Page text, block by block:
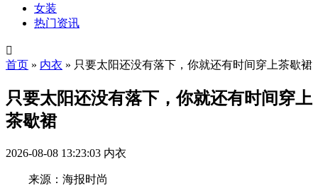
女装
热门资讯

首页 » 内衣 » 只要太阳还没有落下，你就还有时间穿上茶歇裙
只要太阳还没有落下，你就还有时间穿上
茶歇裙
2026-08-08 13:23:03 内衣
来源：海报时尚